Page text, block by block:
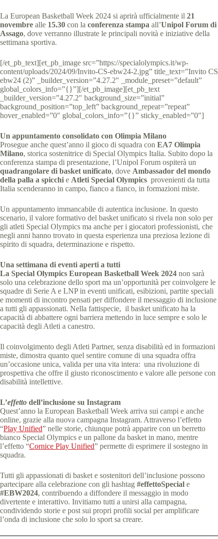
La European Basketball Week 2024 si aprirà ufficialmente il 21
novembre alle 15.30 con la conferenza stampa all’Unipol Forum di
Assago, dove verranno illustrate le principali novità e iniziative della
settimana sportiva.
[/et_pb_text][et_pb_image src=”https://specialolympics.it/wp-
content/uploads/2024/09/Invito-CS-ebw24-2.jpg” title_text=”Invito CS
ebw24 (2)” _builder_version=”4.27.2″ _module_preset=”default”
global_colors_info=”{}”][/et_pb_image][et_pb_text
_builder_version=”4.27.2″ background_size=”initial”
background_position=”top_left” background_repeat=”repeat”
hover_enabled=”0″ global_colors_info=”{}” sticky_enabled=”0″]
Un appuntamento consolidato con Olimpia Milano
Prosegue anche quest’anno il gioco di squadra con EA7 Olimpia
Milano, storica sostenitrice di Special Olympics Italia. Subito dopo la
conferenza stampa di presentazione, l’Unipol Forum ospiterà un
quadrangolare di basket unificato, dove Ambassador del mondo
della palla a spicchi e Atleti Special Olympics provenienti da tutta
Italia scenderanno in campo, fianco a fianco, in formazioni miste.
Un appuntamento immancabile di autentica inclusione. In questo
scenario, il valore formativo del basket unificato si rivela non solo per
gli atleti Special Olympics ma anche per i giocatori professionisti, che
negli anni hanno trovato in questa esperienza una preziosa lezione di
spirito di squadra, determinazione e rispetto.
Una settimana di eventi aperti a tutti
La Special Olympics European Basketball Week 2024 non sarà
solo una celebrazione dello sport ma un’opportunità per coinvolgere le
squadre di Serie A e LNP in eventi unificati, esibizioni, partite speciali
e momenti di incontro pensati per diffondere il messaggio di inclusione
a tutti gli appassionati. Nella fattispecie, il basket unificato ha la
capacità di abbattere ogni barriera mettendo in luce sempre e solo le
capacità degli Atleti a canestro.
Il coinvolgimento degli Atleti Partner, senza disabilità ed in formazioni
miste, dimostra quanto quel sentire comune di una squadra offra
un’occasione unica, valida per una vita intera: una rivoluzione di
prospettiva che offre il giusto riconoscimento e valore alle persone con
disabilità intellettive.
L’effetto dell’inclusione su Instagram
Quest’anno la European Basketball Week arriva sui campi e anche
online, grazie alla nuova campagna Instagram. Attraverso l’effetto
“Play Unified” nelle storie, chiunque potrà apparire con un berretto
bianco Special Olympics e un pallone da basket in mano, mentre
l’effetto “Cornice Play Unified” permette di esprimere il sostegno in
squadra.
Tutti gli appassionati di basket e sostenitori dell’inclusione possono
partecipare alla celebrazione con gli hashtag #effettoSpecial e
#EBW2024, contribuendo a diffondere il messaggio in modo
divertente e interattivo. Invitiamo tutti a unirsi alla campagna,
condividendo storie e post sui propri profili social per amplificare
l’onda di inclusione che solo lo sport sa creare.